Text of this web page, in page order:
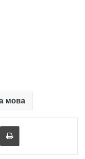
мова
електронною поштоюНадрукувати